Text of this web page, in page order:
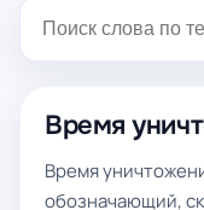
Время
Время
обозначающий,